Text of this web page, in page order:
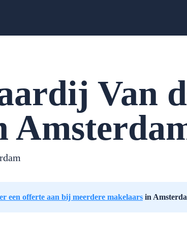
Van
een offerte aan bij meerdere makelaars in